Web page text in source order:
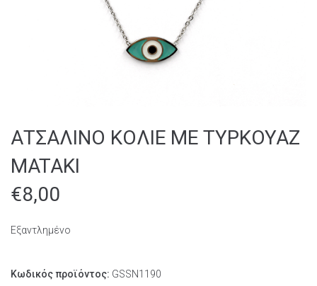
ΑΤΣΑΛΙΝΟ ΚΟΛΙΕ ΜΕ ΤΥΡΚΟΥΑΖ
MATAKI
€8,00
Εξαντλημένο
Κωδικός προϊόντος: GSSN1190